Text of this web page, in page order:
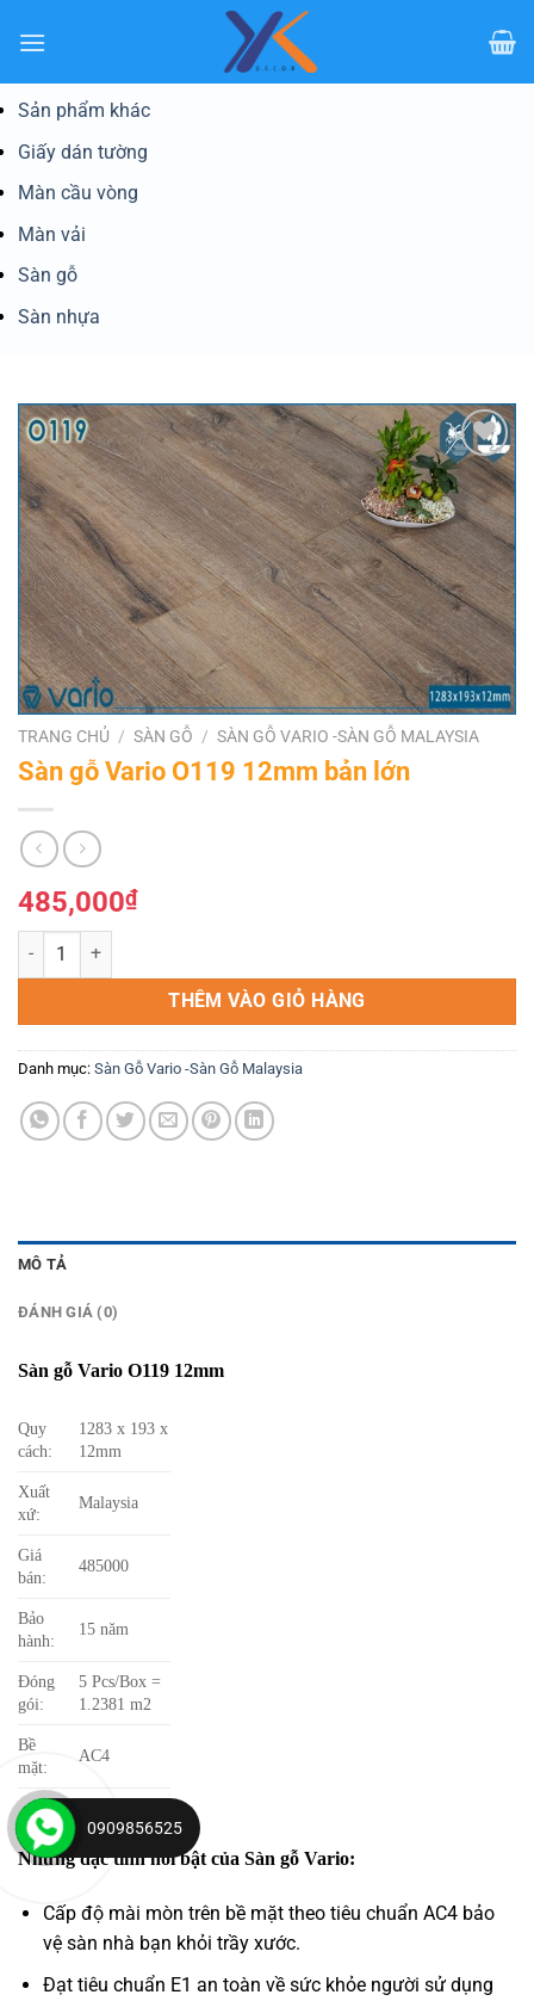
qua
dungSản phẩm khác
Giấy dán tường
Màn cầu vòng
Màn vải
Sàn gỗ
Sàn nhựa
Yêu
thích
TRANG CHỦ / SÀN GỖ / SÀN GỖ VARIO -SÀN GỖ MALAYSIA
Sàn gỗ Vario O119 12mm bản lớn
485,000₫
Sàn gỗ Vario O119 12mm bản lớn số lượng
THÊM VÀO GIỎ HÀNG
Danh mục: Sàn Gỗ Vario -Sàn Gỗ Malaysia
MÔ TẢ
ĐÁNH GIÁ (0)
Sàn gỗ Vario O119 12mm
Quy
cách:
1283 x 193 x
12mm
Xuất
xứ:
Malaysia
Giá
bán:
485000
Bảo
hành:
15 năm
Đóng
gói:
5 Pcs/Box =
1.2381 m2
Bề
mặt:
AC4
Những đặc tính nổi bật của Sàn gỗ Vario:
Cấp độ mài mòn trên bề mặt theo tiêu chuẩn AC4 bảo
vệ sàn nhà bạn khỏi trầy xước.
Đạt tiêu chuẩn E1 an toàn về sức khỏe người sử dụng
0909856525